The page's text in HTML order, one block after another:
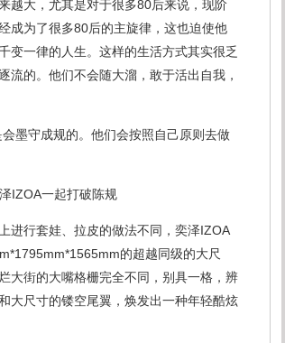
越大，尤其是对于很多80后来说，现阶
成为了很多80后的主旋律，这也迫使他
变一律的人生。这样的生活方式其实很乏
流的。他们不会随大溜，敢于活出自我，
墨守成规的。他们会按照自己原则去做
进行套娃、拉皮的做法不同，奕泽IZOA
的超越同级的大尺
大街的大嘴格栅完全不同，别具一格，辨
大尺寸的镂空尾翼，焕发出一种年轻酷炫